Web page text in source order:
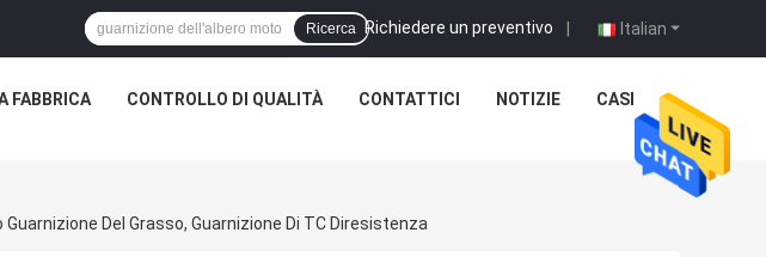
Italian
Richiedere un preventivo |
Ricerca
FABBRICA CONTROLLO DI QUALITÀ CONTATTICI NOTIZIE CASI
Del Grasso, Guarnizione Di TC Diresistenza